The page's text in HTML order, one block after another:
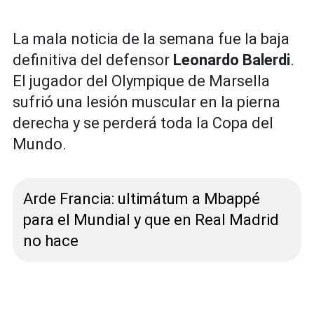
La mala noticia de la semana fue la baja
definitiva del defensor Leonardo Balerdi.
El jugador del Olympique de Marsella
sufrió una lesión muscular en la pierna
derecha y se perderá toda la Copa del
Mundo.
Arde Francia: ultimátum a Mbappé
para el Mundial y que en Real Madrid
no hace